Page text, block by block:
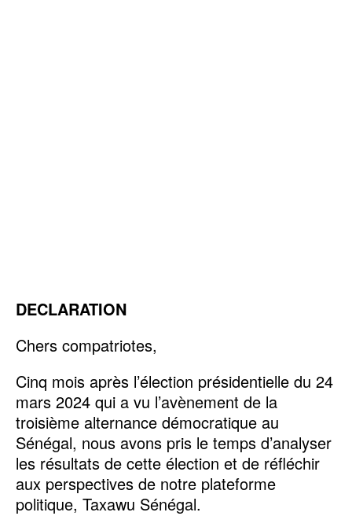
DECLARATION
Chers compatriotes,
Cinq mois après l’élection présidentielle du 24
mars 2024 qui a vu l’avènement de la
troisième alternance démocratique au
Sénégal, nous avons pris le temps d’analyser
les résultats de cette élection et de réfléchir
aux perspectives de notre plateforme
politique, Taxawu Sénégal.